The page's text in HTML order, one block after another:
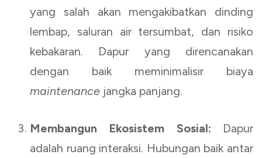
yang salah akan mengakibatkan dinding
lembap, saluran air tersumbat, dan risiko
kebakaran. Dapur yang direncanakan
dengan baik meminimalisir biaya
maintenance jangka panjang.
Membangun Ekosistem Sosial: Dapur
adalah ruang interaksi. Hubungan baik antar